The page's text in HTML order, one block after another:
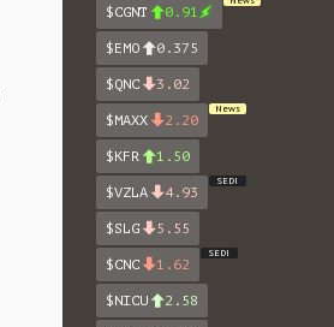
$CGNT 0.91
$EMO 0.375
$QNC 3.02
$MAXX 2.20
News
$KFR 1.50
$VZLA 4.93
SEDI
$SLG 5.55
$CNC 1.62
SEDI
$NICU 2.58